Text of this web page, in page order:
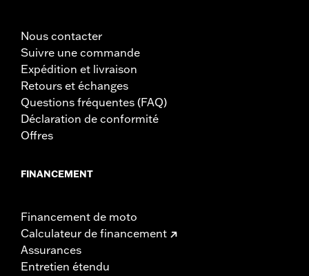
Nous contacter
Suivre une commande
Expédition et livraison
Retours et échanges
Questions fréquentes (FAQ)
Déclaration de conformité
Offres
FINANCEMENT
Financement de moto
Calculateur de financement
Assurances
Entretien étendu